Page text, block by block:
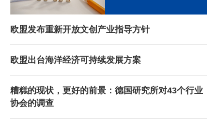
欧盟发布重新开放文创产业指导方针
欧盟出台海洋经济可持续发展方案
糟糕的现状，更好的前景：德国研究所对43个行业
协会的调查